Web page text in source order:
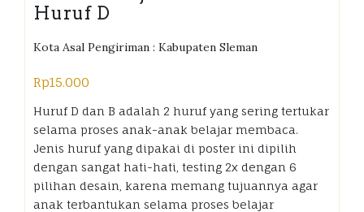
Huruf D
Kota Asal Pengiriman : Kabupaten Sleman
Rp15.000
Huruf D dan B adalah 2 huruf yang sering tertukar
selama proses anak-anak belajar membaca.
Jenis huruf yang dipakai di poster ini dipilih
dengan sangat hati-hati, testing 2x dengan 6
pilihan desain, karena memang tujuannya agar
anak terbantukan selama proses belajar